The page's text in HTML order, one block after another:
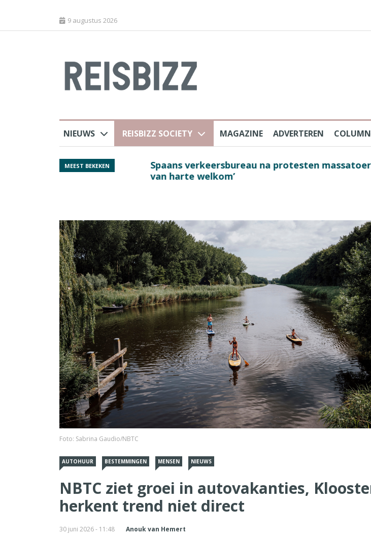
9 augustus 2026
NIEUWS REISBIZZ SOCIETY MAGAZINE ADVERTEREN
MEEST BEKEKEN
Spaans verkeersbureau na protesten
van harte welkom’
Foto: Sabrina Gaudio/NBTC
AUTOHUUR BESTEMMINGEN MENSEN NIEUWS
NBTC ziet groei in autovakanties,
herkent trend niet direct
30 juni 2026 - 11:48 Anouk van Hemert